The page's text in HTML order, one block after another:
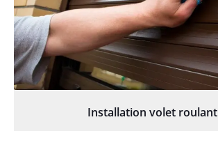
Installation volet roulant